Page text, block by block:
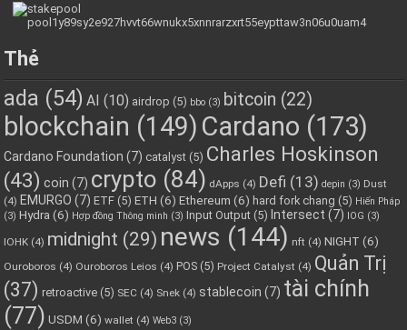
Thẻ
ada (54) AI (10) airdrop (5) bbo (3) bitcoin (22)
blockchain (149) Cardano (173)
Cardano Foundation (7) catalyst (5) Charles Hoskinson
(43) coin (7) crypto (84) dApps (4) Defi (13) depin (3) Dust
(4) EMURGO (7) ETF (5) ETH (6) Ethereum (6) hard fork chang (5) Hiến Pháp
(3) Hydra (6) Hợp đồng Thông minh (3) Input Output (5) Intersect (7) IOG (3)
IOHK (4) midnight (29) news (144) nft (4) NIGHT (6)
Ouroboros (4) Ouroboros Leios (4) POS (5) Project Catalyst (4) Quản Trị
(37) retroactive (5) SEC (4) Snek (4) stablecoin (7) tài chính
(77) USDM (6) wallet (4) Web3 (3)